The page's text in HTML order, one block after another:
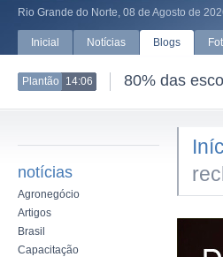
Rio Grande do Norte, 08 de Agosto de
Inicial Notícias Blogs
Plantão 14:06 80% das
notícias
Agronegócio
Artigos
Brasil
Capacitação